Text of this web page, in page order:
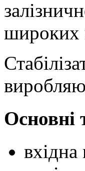
широких
Основні